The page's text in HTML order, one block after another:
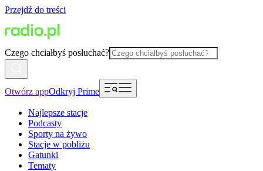
Przejdź do treści
Czego chciałbyś posłuchać?
Otwórz appOdkryj Prime
Najlepsze stacje
Podcasty
Sporty na żywo
Stacje w pobliżu
Gatunki
Tematy